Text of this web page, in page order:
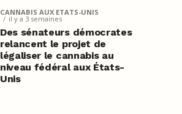
CANNABIS AUX ETATS-UNIS
il y a 3 semaines
Des sénateurs démocrates
relancent le projet de
légaliser le cannabis au
niveau fédéral aux États-
Unis